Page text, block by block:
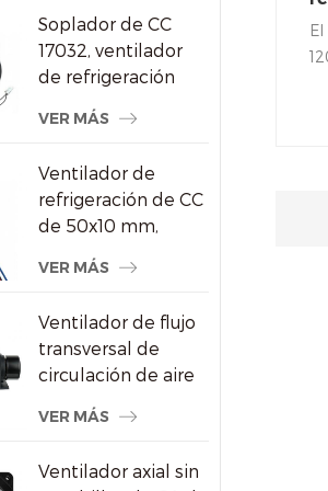
Soplador de CC
17032, ventilador
de refrigeración
con alta presión
VER MÁS
Ventilador de
refrigeración de CC
de 50x10 mm,
escobillas de alta
RPM para
pequeños
dispositivos
electrónicos
VER MÁS
Ventilador de flujo
transversal de
circulación de aire
ahorro de energía
VER MÁS
Ventilador axial sin